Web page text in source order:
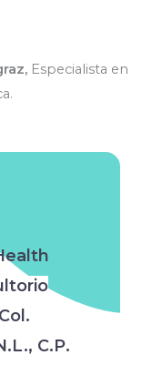
Especialista en
C.P.